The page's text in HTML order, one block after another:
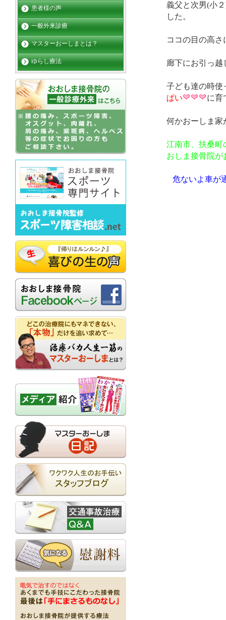
義父と次男(小
した。
ココの目の高さ
廊下にお引っ越
子ども達の時使
ぱい
に育
何かおーしま家
江南市、扶桑町
おしま接骨院が
危ないよ車が
患者様の声
一般外来診療
マスターおーしまとは？
ゆらし療法